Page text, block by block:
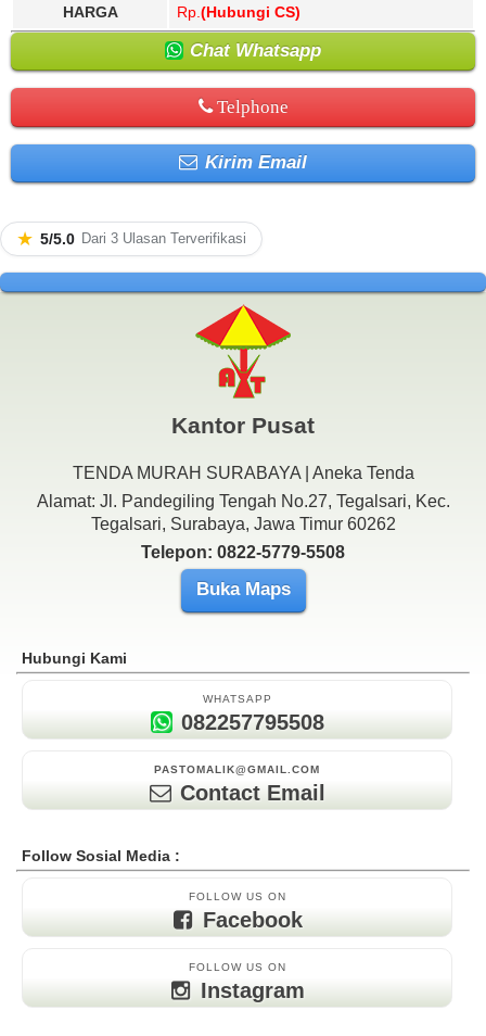
HARGA Rp. (Hubungi CS)
Chat Whatsapp
Telphone
Kirim Email
★ 5/5.0 Dari 3 Ulasan Terverifikasi
Kantor Pusat
TENDA MURAH SURABAYA | Aneka Tenda
Alamat: Jl. Pandegiling Tengah No.27, Tegalsari, Kec.
Tegalsari, Surabaya, Jawa Timur 60262
Telepon: 0822-5779-5508
Buka Maps
Hubungi Kami
WHATSAPP
082257795508
PASTOMALIK@GMAIL.COM
Contact Email
Follow Sosial Media :
FOLLOW US ON
Facebook
FOLLOW US ON
Instagram